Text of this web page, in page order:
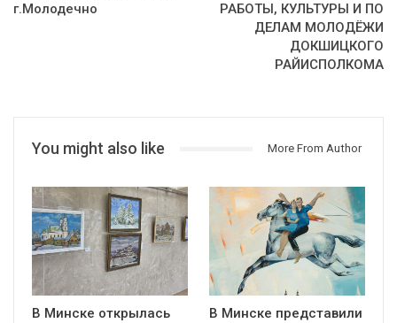
г.Молодечно
РАБОТЫ, КУЛЬТУРЫ И ПО
ДЕЛАМ МОЛОДЁЖИ
ДОКШИЦКОГО
РАЙИСПОЛКОМА
You might also like More From Author
В Минске открылась
В Минске представили